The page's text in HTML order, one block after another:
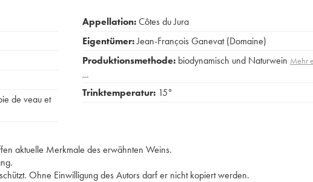
de veau et
Appellation:Côtes du Jura
Eigentümer:Jean-François Ganevat (Domaine)
Produktionsmethode: biodynamisch und Naturwein Mehr
…
Trinktemperatur: 15°
aktuelle Merkmale des erwähnten Weins.
Ohne Einwilligung des Autors darf er nicht kopiert werden.